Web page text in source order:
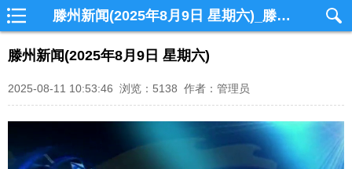
滕州新闻(2025年8月9日 星期六)_滕州网视
滕州新闻(2025年8月9日 星期六)
2025-08-11 10:53:46 浏览：5138 作者：管理员